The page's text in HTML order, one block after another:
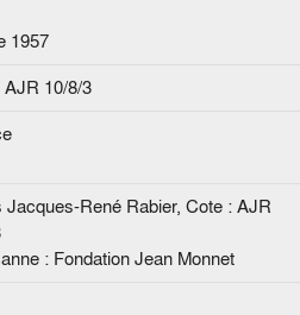
1957
AJR 10/8/3
Jacques-René Rabier, Cote : AJR
: Fondation Jean Monnet